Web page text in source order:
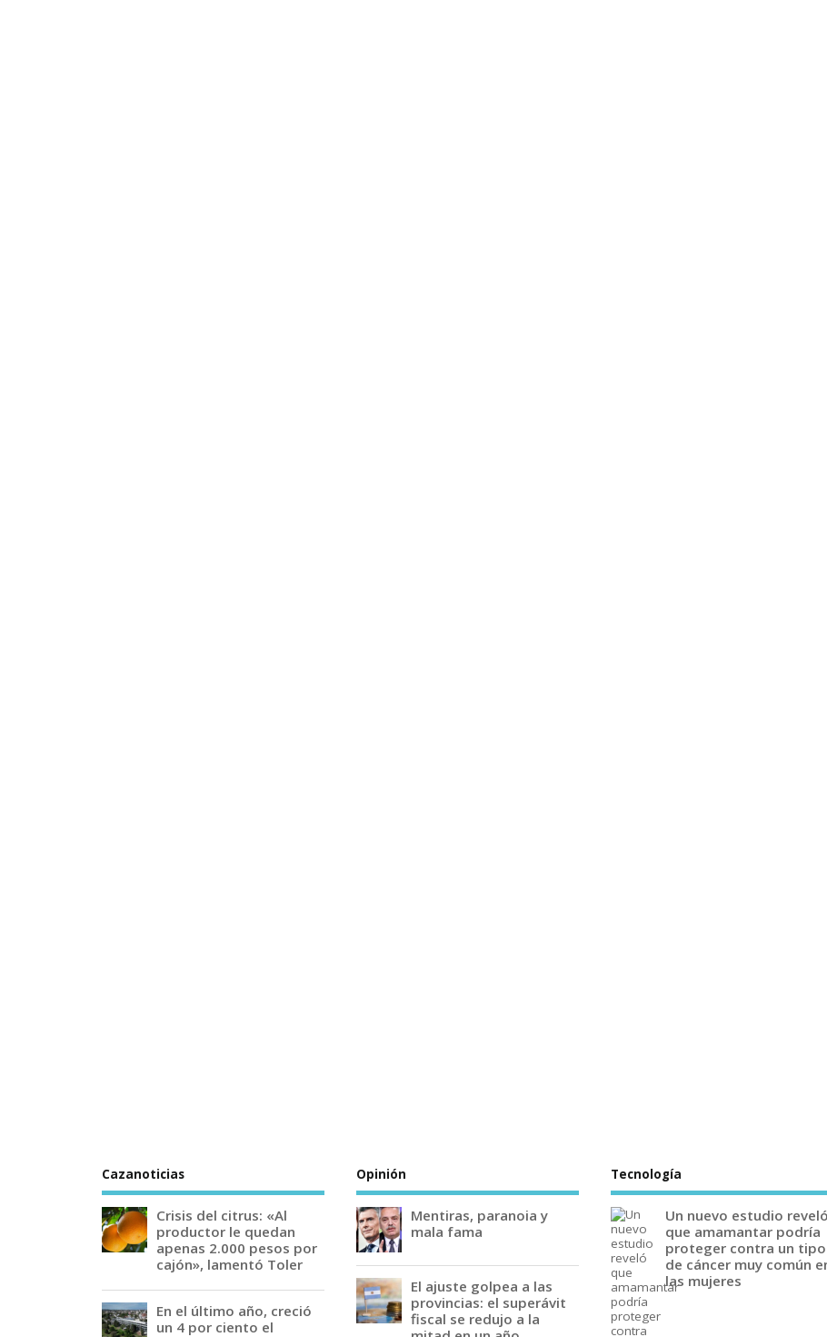
Cazanoticias
Crisis del citrus: «Al
productor le quedan
apenas 2.000 pesos por
cajón», lamentó Toler
En el último año, creció
un 4 por ciento el
Opinión
Mentiras, paranoia y
mala fama
El ajuste golpea a las
provincias: el superávit
fiscal se redujo a la
Tecnología
Un nuevo estudio reveló
que amamantar podría
proteger contra un tipo
de cáncer muy común
las mujeres